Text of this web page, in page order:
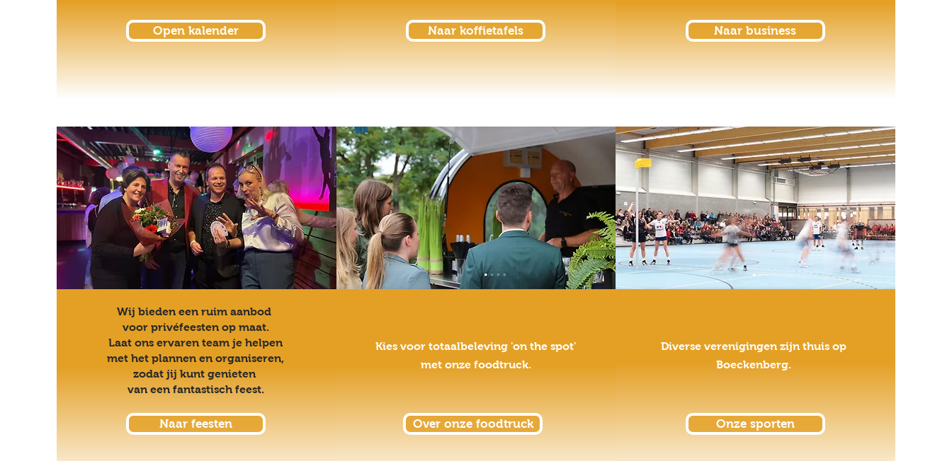
Open kalender Naar koffietafels Naar business
Wij bieden een ruim aanbod
voor privéfeesten op maat.
Laat ons ervaren team je helpen
met het plannen en organiseren,
zodat jij kunt genieten
van een fantastisch feest.
Naar feesten
Kies voor totaalbeleving 'on the spot'
met onze foodtruck.
Over onze foodtruck
Diverse verenigingen zijn thuis op
Boeckenberg.
Onze sporten